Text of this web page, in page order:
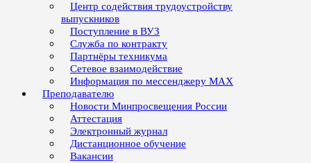
Центр содействия трудоустройству
выпускников
Поступление в ВУЗ
Служба по контракту
Партнёры техникума
Сетевое взаимодействие
Информация по мессенджеру MAX
Преподавателю
Новости Минпросвещения России
Аттестация
Электронный журнал
Дистанционное обучение
Вакансии